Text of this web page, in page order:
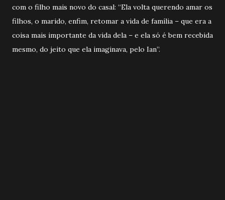
com o filho mais novo do casal: “Ela volta querendo amar os
filhos, o marido, enfim, retomar a vida de família – que era a
coisa mais importante da vida dela – e ela só é bem recebida
mesmo, do jeito que ela imaginava, pelo Ian”.